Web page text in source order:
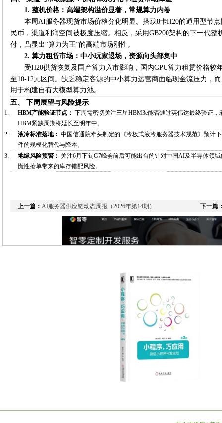
1. 整机价格：高端架构溢价显著，常规算力内卷
本周AI服务器现货市场价格分化明显。搭载8卡H20的通用型节
民币，渠道利润空间被极度压缩。相反，采用GB200架构的下一代整
付，凸显出“算力为王”的高端市场刚性。
2. 算力租赁市场：中小玩家退场，资源向头部集中
受H20供货恢复及国产算力入市影响，国内GPU算力租赁价格较
至10-12元区间。缺乏稳定客源的中小算力运营商面临现金流压力，
用于构建自有大模型算力池。
五、 下周展望与风险提示
HBM产能验证节点： 下周需密切关注三星HBM3e能否通过英伟达最终验证
HBM紧缺周期将延长至明年中。
液冷标准落地： 中国信通院牵头制定的《冷板式液冷服务器技术规范》预计
件的规模化替代与降本。
地缘风险预警： 关注6月下旬G7峰会前后可能出台的针对中国AI及半导体领
慌性抢单带来的库存错配风险。
上一篇： AI服务器供应链动态周报（2026年第14期） 下一篇